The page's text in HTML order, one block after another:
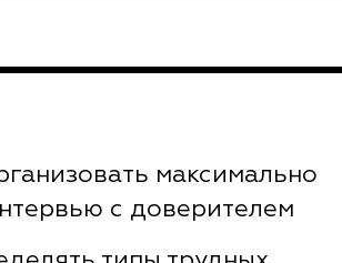
максимально
с доверителем